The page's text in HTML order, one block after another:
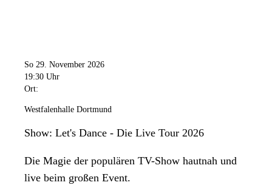
So 29. November 2026
19:30 Uhr
Ort:
Westfalenhalle Dortmund
Show: Let's Dance - Die Live Tour 2026
Die Magie der populären TV-Show hautnah und
live beim großen Event.